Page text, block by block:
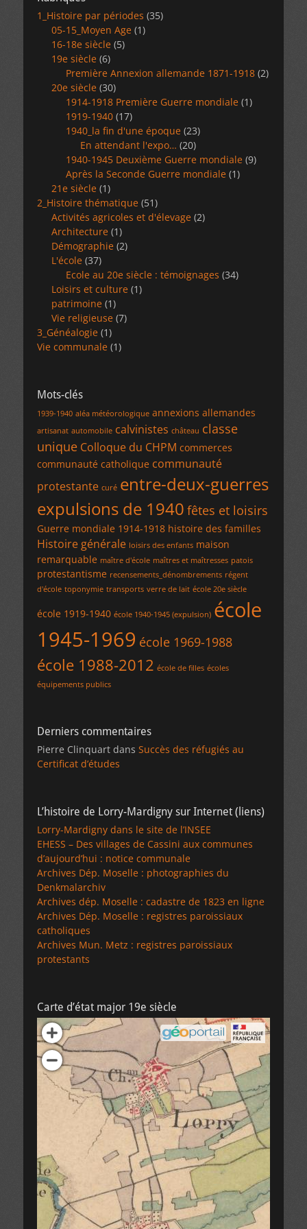
1_Histoire par périodes (35)
05-15_Moyen Age (1)
16-18e siècle (5)
19e siècle (6)
Première Annexion allemande 1871-1918 (2)
20e siècle (30)
1914-1918 Première Guerre mondiale (1)
1919-1940 (17)
1940_la fin d'une époque (23)
En attendant l'expo… (20)
1940-1945 Deuxième Guerre mondiale (9)
Après la Seconde Guerre mondiale (1)
21e siècle (1)
2_Histoire thématique (51)
Activités agricoles et d'élevage (2)
Architecture (1)
Démographie (2)
L'école (37)
Ecole au 20e siècle : témoignages (34)
Loisirs et culture (1)
patrimoine (1)
Vie religieuse (7)
3_Généalogie (1)
Vie communale (1)
Mots-clés
1939-1940 aléa météorologique annexions allemandes
artisanat automobile calvinistes château classe
unique Colloque du CHPM commerces
communauté catholique communauté
protestante curé entre-deux-guerres
expulsions de 1940 fêtes et loisirs
Guerre mondiale 1914-1918 histoire des familles
Histoire générale loisirs des enfants maison
remarquable maître d'école maîtres et maîtresses patois
protestantisme recensements_dénombrements régent
d'école toponymie transports verre de lait école 20e siècle
école 1919-1940 école 1940-1945 (expulsion) école
1945-1969 école 1969-1988
école 1988-2012 école de filles écoles
équipements publics
Derniers commentaires
Pierre Clinquart dans Succès des réfugiés au
Certificat d’études
L’histoire de Lorry-Mardigny sur Internet (liens)
Lorry-Mardigny dans le site de l’INSEE
EHESS – Des villages de Cassini aux communes
d’aujourd’hui : notice communale
Archives Dép. Moselle : photographies du
Denkmalarchiv
Archives dép. Moselle : cadastre de 1823 en ligne
Archives Dép. Moselle : registres paroissiaux
catholiques
Archives Mun. Metz : registres paroissiaux
protestants
Carte d’état major 19e siècle